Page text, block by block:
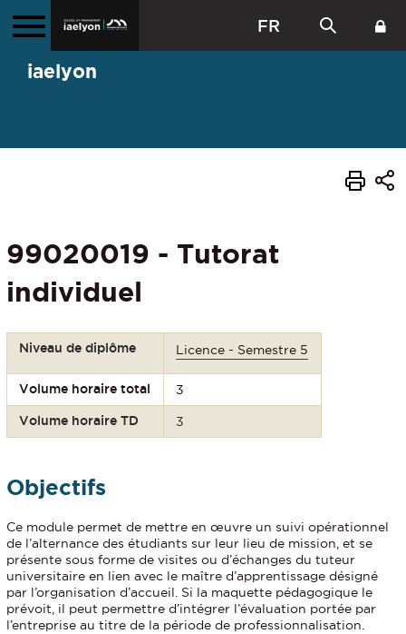
FR
iaelyon
99020019 - Tutorat
individuel
Niveau de diplôme Licence - Semestre 5
Volume horaire total 3
Volume horaire TD 3
Objectifs
Ce module permet de mettre en œuvre un suivi opérationnel
de l’alternance des étudiants sur leur lieu de mission, et se
présente sous forme de visites ou d’échanges du tuteur
universitaire en lien avec le maître d’apprentissage désigné
par l’organisation d’accueil. Si la maquette pédagogique le
prévoit, il peut permettre d’intégrer l’évaluation portée par
l’entreprise au titre de la période de professionnalisation.